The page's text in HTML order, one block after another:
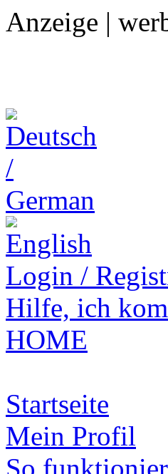
Anzeige |
Login /
Hilfe, ich
HOME
Startseite
Mein Profil